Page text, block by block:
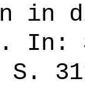
in
In: